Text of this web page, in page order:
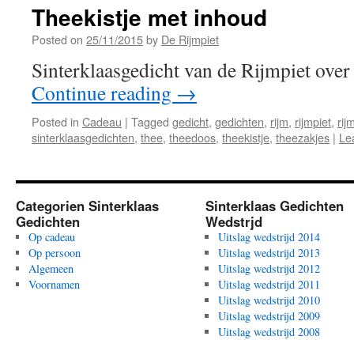
Theekistje met inhoud
Posted on 25/11/2015by De Rijmpiet
Sinterklaasgedicht van de Rijmpiet
Continue reading →
Posted in Cadeau | Tagged gedicht, gedichten, rijm, rijmpiet,
sinterklaasgedichten, thee, theedoos, theekistje, theezakjes |
Categorien Sinterklaas
Gedichten
Op cadeau
Op persoon
Algemeen
Voornamen
Sinterklaas Gedichten
Wedstrjd
Uitslag wedstrijd 2014
Uitslag wedstrijd 2013
Uitslag wedstrijd 2012
Uitslag wedstrijd 2011
Uitslag wedstrijd 2010
Uitslag wedstrijd 2009
Uitslag wedstrijd 2008